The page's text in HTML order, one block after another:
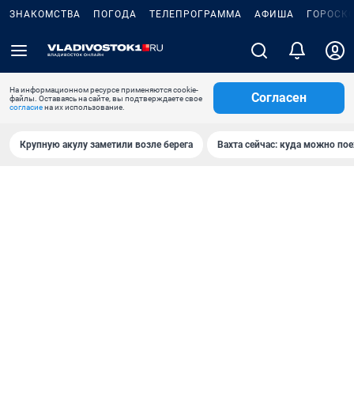
ЗНАКОМСТВА ПОГОДА ТЕЛЕПРОГРАММА АФИША
На информационном ресурсе применяются cookie-
файлы. Оставаясь на сайте, вы подтверждаете свое
согласиена их использование.
Согласен
Крупную акулу заметили возле берега Вахта сейчас: куда можно